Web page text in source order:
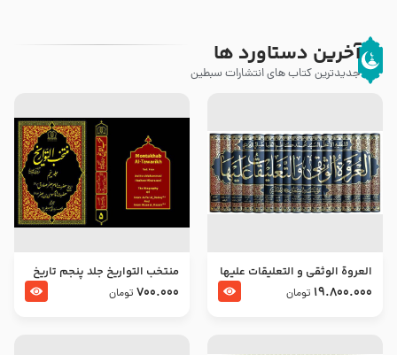
آخرین دستاورد ها
جدیدترین کتاب های انتشارات سبطین
العروة الوثقى و التعليقات عليها
– طرح جدید
19.800.000 تومان
منتخب التواریخ جلد پنجم تاریخ
امام جعفر صادق و امام موسی
700.000 تومان